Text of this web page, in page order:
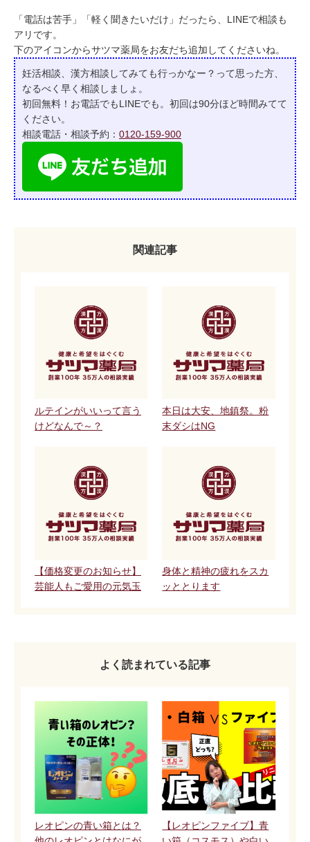
「電話は苦手」「軽く聞きたいだけ」だったら、LINEで相談も
アリです。
下のアイコンからサツマ薬局をお友だち追加してくださいね。
妊活相談、漢方相談してみても行っかなー？って思った方、
なるべく早く相談しましょ。
初回無料！お電話でもLINEでも。初回は90分ほど時間みてて
ください。
相談電話・相談予約： 0120-159-900
関連記事
ルテインがいいって言う
けどなんで～？
本日は大安、地鎮祭。粉
末ダシはNG
【価格変更のお知らせ】
芸能人もご愛用の元気玉
身体と精神の疲れをスカ
ッととります
よく読まれている記事
レオピンの青い箱とは？
【レオピンファイブ】青